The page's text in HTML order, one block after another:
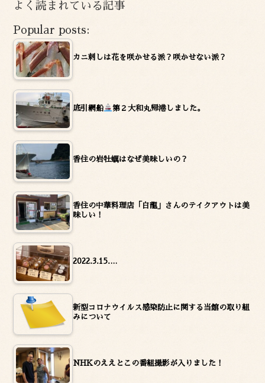
ブ
よく読まれている記事
Popular posts:
カニ刺しは花を咲かせる派？咲かせない派？
底引網船 第２大和丸帰港しました。
香住の岩牡蠣はなぜ美味しいの？
香住の中華料理店「白龍」さんのテイクアウトは美
味しい！
2022.3.15.…
新型コロナウイルス感染防止に関する当館の取り組
みについて
NHKのええとこの番組撮影が入りました！